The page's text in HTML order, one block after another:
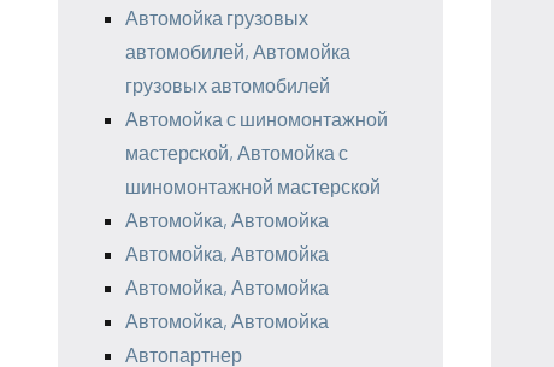
Автомойка грузовых
автомобилей, Автомойка
грузовых автомобилей
Автомойка с шиномонтажной
мастерской, Автомойка с
шиномонтажной мастерской
Автомойка, Автомойка
Автомойка, Автомойка
Автомойка, Автомойка
Автомойка, Автомойка
Автопартнер